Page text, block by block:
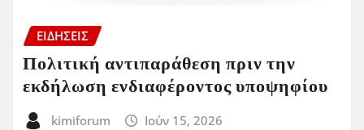
ΕΙΔΗΣΕΙΣ
Πολιτική αντιπαράθεση πριν την
εκδήλωση ενδιαφέροντος υποψηφίου
kimiforum Ιούν 15, 2026